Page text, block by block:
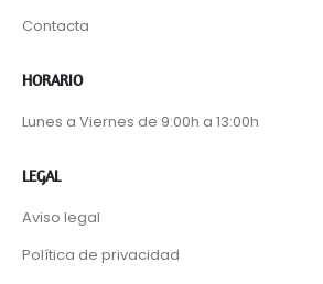
Contacta
HORARIO
Lunes a Viernes de 9:00h a 13:00h
LEGAL
Aviso legal
Política de privacidad